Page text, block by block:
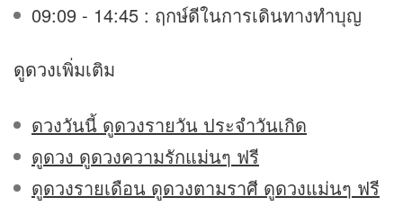
09:09 - 14:45 : ฤกษ์ดีในการเดินทางทำบุญ
ดูดวงเพิ่มเติม
ดวงวันนี้ ดูดวงรายวัน ประจำวันเกิด
ดูดวง ดูดวงความรักแม่นๆ ฟรี
ดูดวงรายเดือน ดูดวงตามราศี ดูดวงแม่นๆ ฟรี